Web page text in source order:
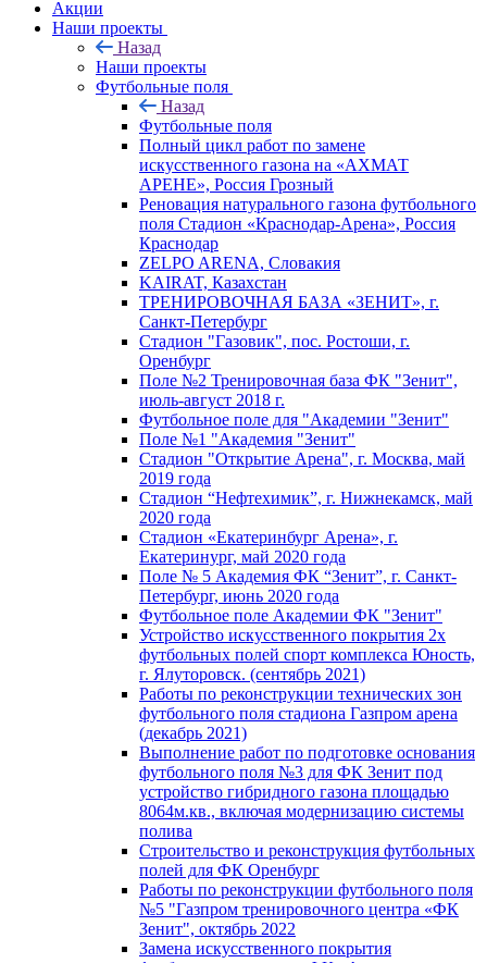
Акции
Наши проекты
Назад
Наши проекты
Футбольные поля
Назад
Футбольные поля
Полный цикл работ по замене
искусственного газона на «АХМАТ
АРЕНЕ», Россия Грозный
Реновация натурального газона футбольного
поля Стадион «Краснодар-Арена», Россия
Краснодар
ZELPO ARENA, Словакия
KAIRAT, Казахстан
ТРЕНИРОВОЧНАЯ БАЗА «ЗЕНИТ», г.
Санкт-Петербург
Стадион "Газовик", пос. Ростоши, г.
Оренбург
Поле №2 Тренировочная база ФК "Зенит",
июль-август 2018 г.
Футбольное поле для "Академии "Зенит"
Поле №1 "Академия "Зенит"
Стадион "Открытие Арена", г. Москва, май
2019 года
Стадион “Нефтехимик”, г. Нижнекамск, май
2020 года
Стадион «Екатеринбург Арена», г.
Екатеринург, май 2020 года
Поле № 5 Академия ФК “Зенит”, г. Санкт-
Петербург, июнь 2020 года
Футбольное поле Академии ФК "Зенит"
Устройство искусственного покрытия 2х
футбольных полей спорт комплекса Юность,
г. Ялуторовск. (сентябрь 2021)
Работы по реконструкции технических зон
футбольного поля стадиона Газпром арена
(декабрь 2021)
Выполнение работ по подготовке основания
футбольного поля №3 для ФК Зенит под
устройство гибридного газона площадью
8064м.кв., включая модернизацию системы
полива
Строительство и реконструкция футбольных
полей для ФК Оренбург
Работы по реконструкции футбольного поля
№5 "Газпром тренировочного центра «ФК
Зенит", октябрь 2022
Замена искусственного покрытия